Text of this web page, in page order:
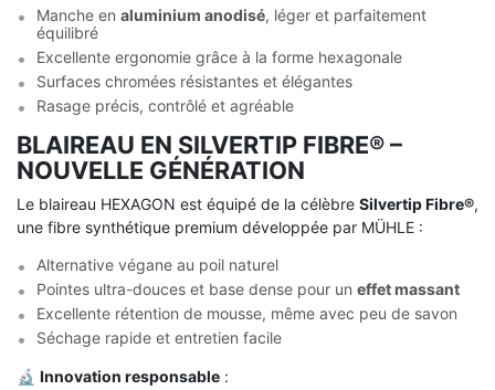
Manche en aluminium anodisé, léger et parfaitement
équilibré
Excellente ergonomie grâce à la forme hexagonale
Surfaces chromées résistantes et élégantes
Rasage précis, contrôlé et agréable
BLAIREAU EN SILVERTIP FIBRE® –
NOUVELLE GÉNÉRATION
Le blaireau HEXAGON est équipé de la célèbre Silvertip Fibre®,
une fibre synthétique premium développée par MÜHLE :
Alternative végane au poil naturel
Pointes ultra-douces et base dense pour un effet massant
Excellente rétention de mousse, même avec peu de savon
Séchage rapide et entretien facile
🔬 Innovation responsable :